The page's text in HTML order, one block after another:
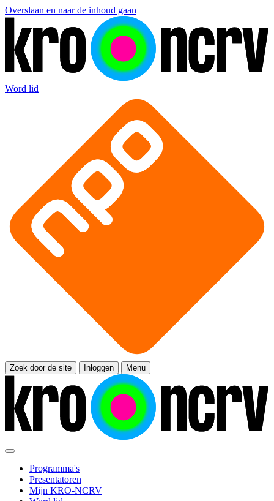
Overslaan en naar de inhoud gaan
Word lid
Zoek door de site Inloggen Menu
Programma's
Presentatoren
Mijn KRO-NCRV